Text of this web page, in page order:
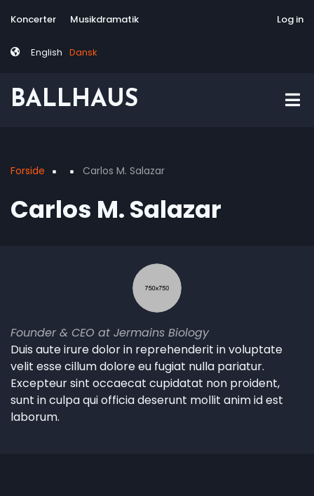
to
content
Tag
Koncerter Musikdramatik Via Artis
English Dansk
Log in
BALLHAUS
Forside Carlos M. Salazar
Carlos M. Salazar
Founder & CEO at Jermains Biology
Duis aute irure dolor in reprehenderit in voluptate
velit esse cillum dolore eu fugiat nulla pariatur.
Excepteur sint occaecat cupidatat non proident,
sunt in culpa qui officia deserunt mollit anim id est
laborum.